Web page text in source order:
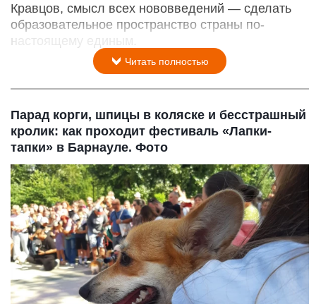
Кравцов, смысл всех нововведений — сделать
образовательное пространство страны по-
настоящему единым.
Читать полностью
Парад корги, шпицы в коляске и бесстрашный
кролик: как проходит фестиваль «Лапки-
тапки» в Барнауле. Фото